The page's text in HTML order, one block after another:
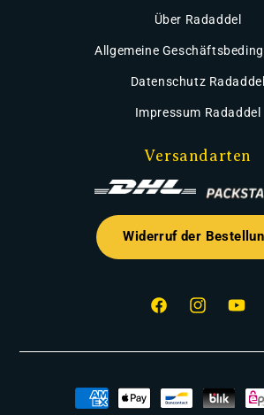
Über Radaddel
Allgemeine
Datenschutz Radaddel
Impressum Radaddel
Versandarten
Widerruf der
FacebookInstagram
Zahlungsmethoden